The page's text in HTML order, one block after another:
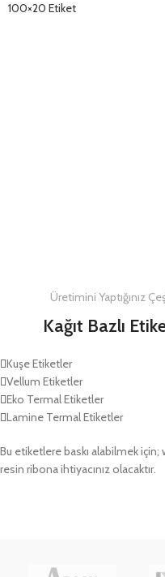
100×20 Etiket
Üretimini Yaptığınız
Kağıt Bazlı
Kuşe Etiketler
Vellum Etiketler
Eko Termal Etiketler
Lamine Termal Etiketler
Bu etiketlere baskı alabilmek için;
resin ribona ihtiyacınız olacaktır.